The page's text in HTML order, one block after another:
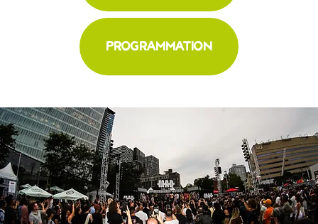
PROGRAMMATION